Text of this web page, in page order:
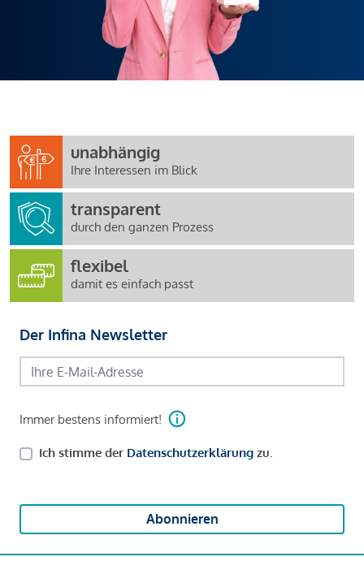
unabhängig
Ihre Interessen im Blick
transparent
durch den ganzen Prozess
flexibel
damit es einfach passt
Der Infina Newsletter
Immer bestens informiert!
Ich stimme der Datenschutzerklärung zu.
Abonnieren